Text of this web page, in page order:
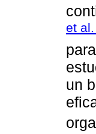
et
un